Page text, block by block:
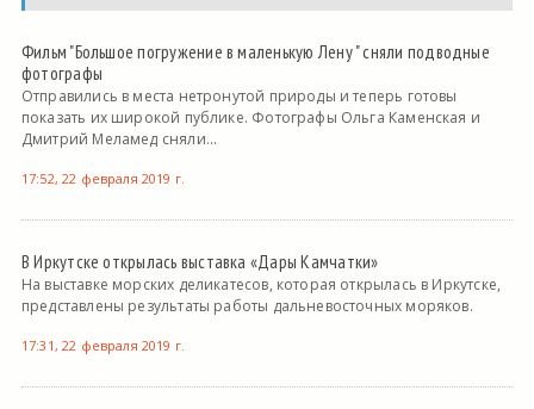
Фильм "Большое погружение в маленькую Лену " сняли подводные
фотографы
Отправились в места нетронутой природы и теперь готовы
показать их широкой публике. Фотографы Ольга Каменская и
Дмитрий Меламед сняли...
17:52, 22 февраля 2019 г.
В Иркутске открылась выставка «Дары Камчатки»
На выставке морских деликатесов, которая открылась в Иркутске,
представлены результаты работы дальневосточных моряков.
17:31, 22 февраля 2019 г.